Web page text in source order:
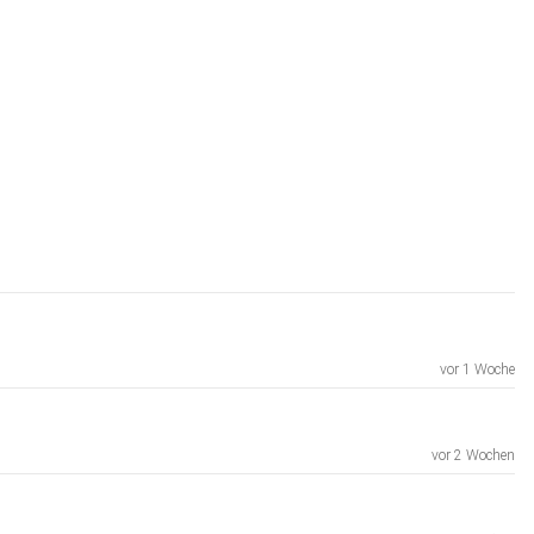
vor 1 Woche
vor 2 Wochen